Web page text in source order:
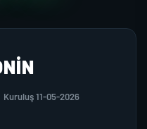
Kuruluş 11-05-2026